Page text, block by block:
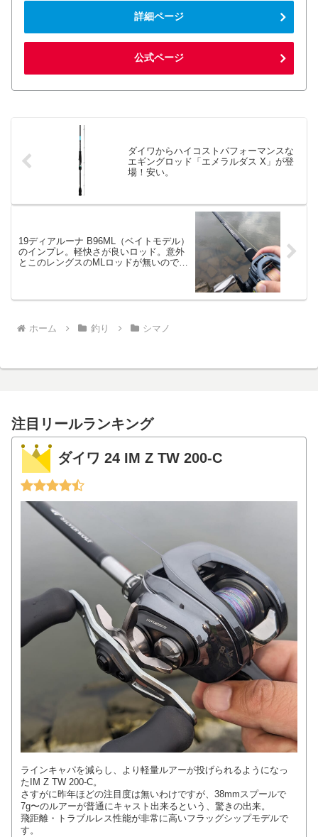
詳細ページ
公式ページ
ダイワからハイコストパフォーマンスな
エギングロッド「エメラルダス X」が登
場！安い。
19ディアルーナ B96ML（ベイトモデル）
のインプレ。軽快さが良いロッド。意外
とこのレングスのMLロッドが無いので
ホーム 釣り シマノ
注目リールランキング
ダイワ 24 IM Z TW 200-C
ラインキャパを減らし、より軽量ルアーが投げられるようになっ
たIM Z TW 200-C。
さすがに昨年ほどの注目度は無いわけですが、38mmスプールで
7g〜のルアーが普通にキャスト出来るという、驚きの出来。
飛距離・トラブルレス性能が非常に高いフラッグシップモデルで
す。